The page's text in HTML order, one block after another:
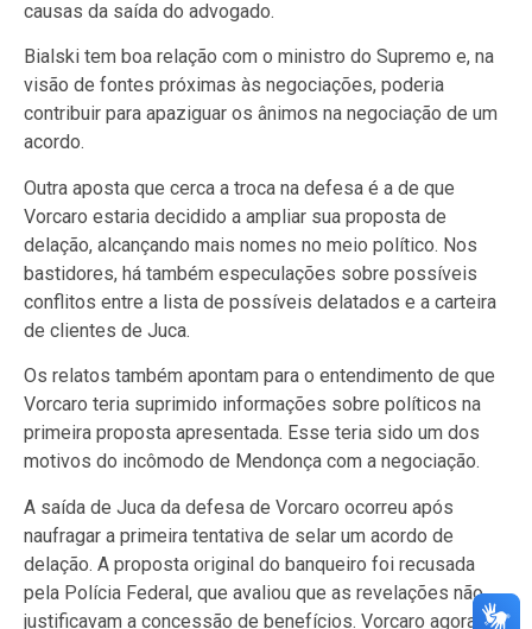
causas da saída do advogado.
Bialski tem boa relação com o ministro do Supremo e, na
visão de fontes próximas às negociações, poderia
contribuir para apaziguar os ânimos na negociação de um
acordo.
Outra aposta que cerca a troca na defesa é a de que
Vorcaro estaria decidido a ampliar sua proposta de
delação, alcançando mais nomes no meio político. Nos
bastidores, há também especulações sobre possíveis
conflitos entre a lista de possíveis delatados e a carteira
de clientes de Juca.
Os relatos também apontam para o entendimento de que
Vorcaro teria suprimido informações sobre políticos na
primeira proposta apresentada. Esse teria sido um dos
motivos do incômodo de Mendonça com a negociação.
A saída de Juca da defesa de Vorcaro ocorreu após
naufragar a primeira tentativa de selar um acordo de
delação. A proposta original do banqueiro foi recusada
pela Polícia Federal, que avaliou que as revelações não
justificavam a concessão de benefícios. Vorcaro agora